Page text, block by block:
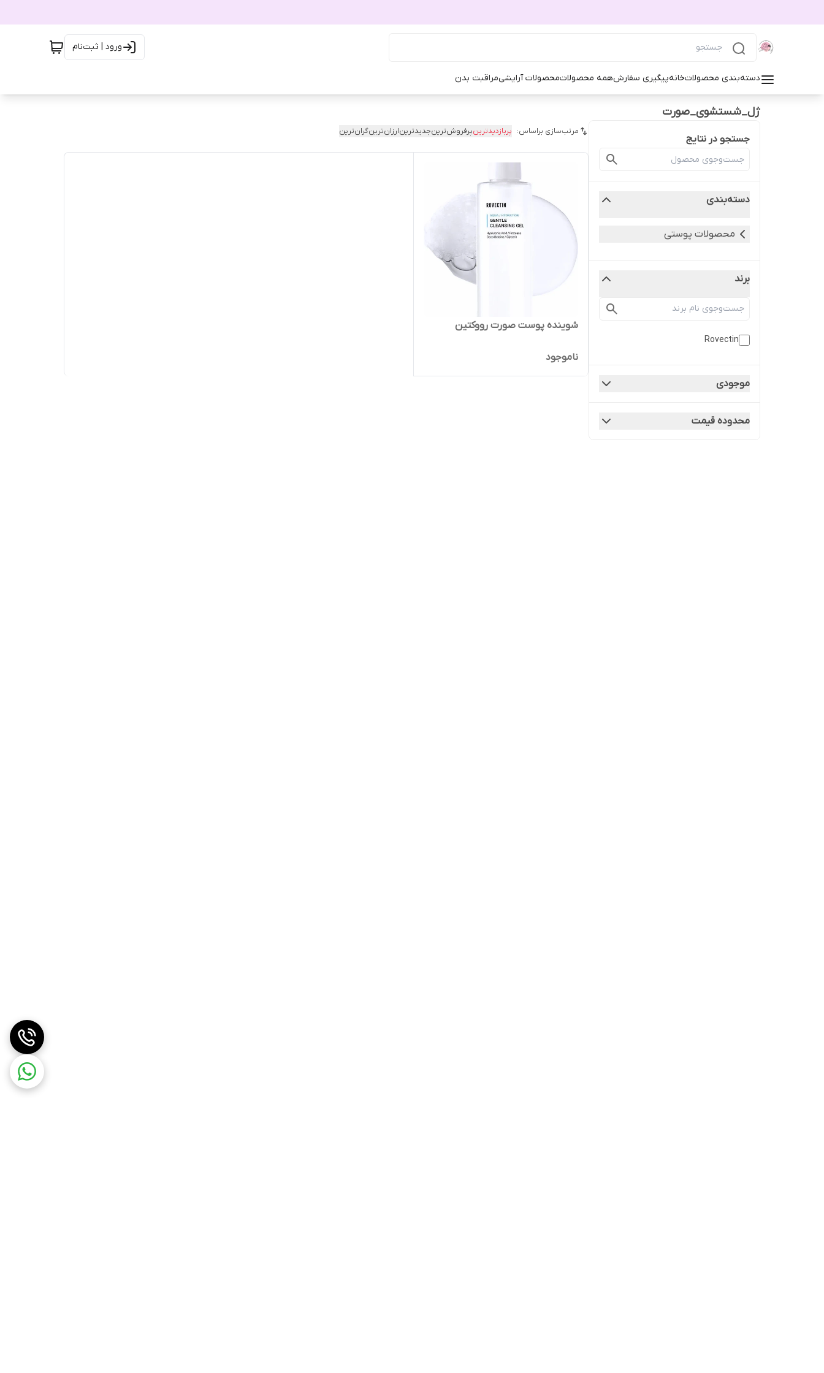
ورود | ثبت‌نام
دسته‌بندی محصولاتخانهپیگیری سفارشهمه محصولاتمحصولات آرایشیمراقبت بدن
ژل_شستشوی_صورت
جستجو در نتایج
دسته‌بندی
محصولات پوستی
برند
Rovectin
موجودی
محدوده قیمت
مرتب‌سازی براساس: پربازدیدترینپرفروش‌ترینجدیدترینارزان‌ترینگران‌ترین
شوینده پوست صورت رووکتین
ناموجود